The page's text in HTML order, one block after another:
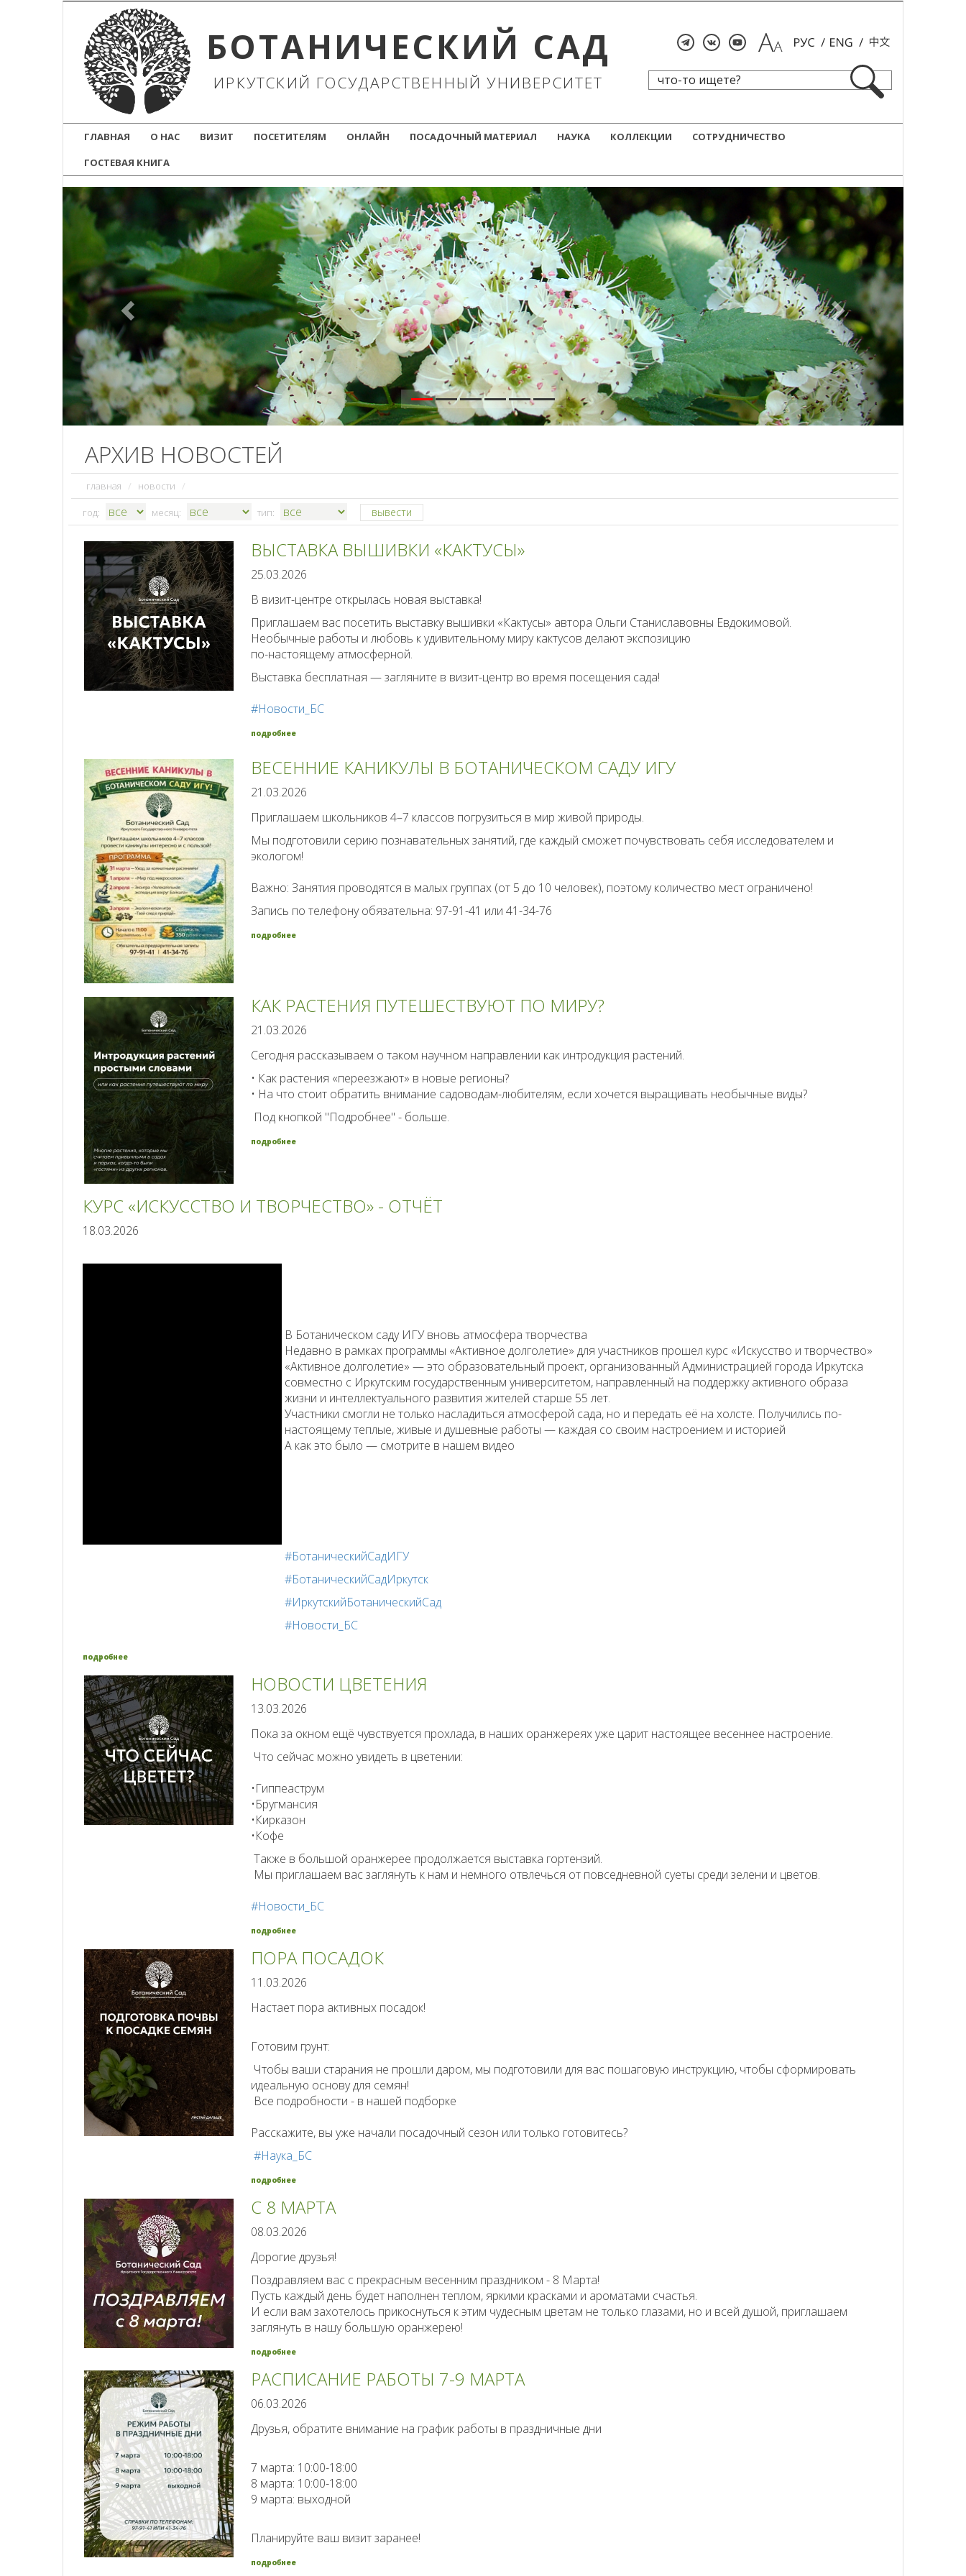
БОТАНИЧЕСКИЙ САД
ИРКУТСКИЙ ГОСУДАРСТВЕННЫЙ УНИВЕРСИТЕТ
ГЛАВНАЯ О НАС ВИЗИТ ПОСЕТИТЕЛЯМ ОНЛАЙН ПОСАДОЧНЫЙ МАТЕРИАЛ НАУКА КОЛЛЕКЦИИ
СОТРУДНИЧЕСТВО
ГОСТЕВАЯ КНИГА
Previous Next
АРХИВ НОВОСТЕЙ
главная / новости /
год: месяц: тип:
ВЫСТАВКА ВЫШИВКИ «КАКТУСЫ»
25.03.2026
В визит-центре открылась новая выставка!
Приглашаем вас посетить выставку вышивки «Кактусы» автора Ольги Станиславовны Евдокимовой.
Необычные работы и любовь к удивительному миру кактусов делают экспозицию
по-настоящему атмосферной.
Выставка бесплатная — загляните в визит-центр во время посещения сада!
#Новости_БС
подробнее
ВЕСЕННИЕ КАНИКУЛЫ В БОТАНИЧЕСКОМ САДУ ИГУ
21.03.2026
Приглашаем школьников 4–7 классов погрузиться в мир живой природы.
Мы подготовили серию познавательных занятий, где каждый сможет почувствовать себя исследователем и
экологом!
Важно: Занятия проводятся в малых группах (от 5 до 10 человек), поэтому количество мест ограничено!
Запись по телефону обязательна: 97-91-41 или 41-34-76
подробнее
КАК РАСТЕНИЯ ПУТЕШЕСТВУЮТ ПО МИРУ?
21.03.2026
Сегодня рассказываем о таком научном направлении как интродукция растений.
• Как растения «переезжают» в новые регионы?
• На что стоит обратить внимание садоводам-любителям, если хочется выращивать необычные виды?
Под кнопкой "Подробнее" - больше.
подробнее
КУРС «ИСКУССТВО И ТВОРЧЕСТВО» - ОТЧЁТ
18.03.2026
В Ботаническом саду ИГУ вновь атмосфера творчества
Недавно в рамках программы «Активное долголетие» для участников прошел курс «Искусство и творчество»
«Активное долголетие» — это образовательный проект, организованный Администрацией города Иркутска
совместно с Иркутским государственным университетом, направленный на поддержку активного образа
жизни и интеллектуального развития жителей старше 55 лет.
Участники смогли не только насладиться атмосферой сада, но и передать её на холсте. Получились по-
настоящему теплые, живые и душевные работы — каждая со своим настроением и историей
А как это было — смотрите в нашем видео
#БотаническийСадИГУ
#БотаническийСадИркутск
#ИркутскийБотаническийСад
#Новости_БС
подробнее
НОВОСТИ ЦВЕТЕНИЯ
13.03.2026
Пока за окном ещё чувствуется прохлада, в наших оранжереях уже царит настоящее весеннее настроение.
Что сейчас можно увидеть в цветении:
•Гиппеаструм
•Бругмансия
•Кирказон
•Кофе
Также в большой оранжерее продолжается выставка гортензий.
Мы приглашаем вас заглянуть к нам и немного отвлечься от повседневной суеты среди зелени и цветов.
#Новости_БС
подробнее
ПОРА ПОСАДОК
11.03.2026
Настает пора активных посадок!
Готовим грунт:
Чтобы ваши старания не прошли даром, мы подготовили для вас пошаговую инструкцию, чтобы сформировать
идеальную основу для семян!
Все подробности - в нашей подборке
Расскажите, вы уже начали посадочный сезон или только готовитесь?
#Наука_БС
подробнее
C 8 МАРТА
08.03.2026
Дорогие друзья!
Поздравляем вас с прекрасным весенним праздником - 8 Марта!
Пусть каждый день будет наполнен теплом, яркими красками и ароматами счастья.
И если вам захотелось прикоснуться к этим чудесным цветам не только глазами, но и всей душой, приглашаем
заглянуть в нашу большую оранжерею!
подробнее
РАСПИСАНИЕ РАБОТЫ 7-9 МАРТА
06.03.2026
Друзья, обратите внимание на график работы в праздничные дни
7 марта: 10:00-18:00
8 марта: 10:00-18:00
9 марта: выходной
Планируйте ваш визит заранее!
подробнее